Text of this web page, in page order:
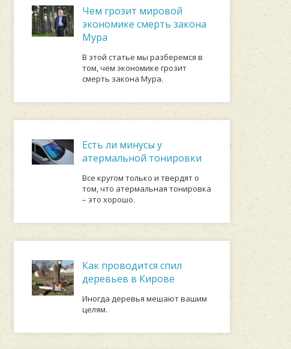
Чем грозит мировой
экономике смерть закона
Мура
В этой статье мы разберемся в
том, чем экономике грозит
смерть закона Мура.
Есть ли минусы у
атермальной тонировки
Все кругом только и твердят о
том, что атермальная тонировка
– это хорошо.
Как проводится спил
деревьев в Кирове
Иногда деревья мешают вашим
целям.